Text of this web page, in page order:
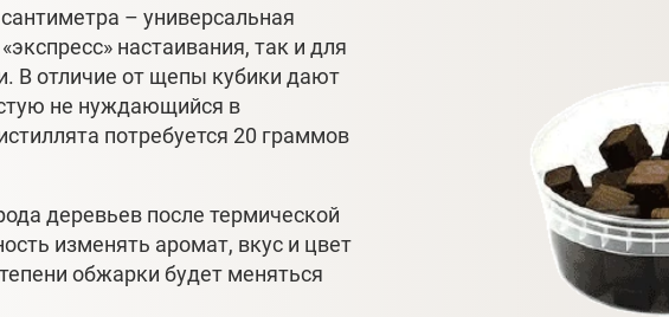
– универсальная
настаивания, так и для
В отличие от щепы кубики дают
не нуждающийся в
потребуется 20 граммов
деревьев после термической
изменять аромат, вкус и цвет
обжарки будет меняться